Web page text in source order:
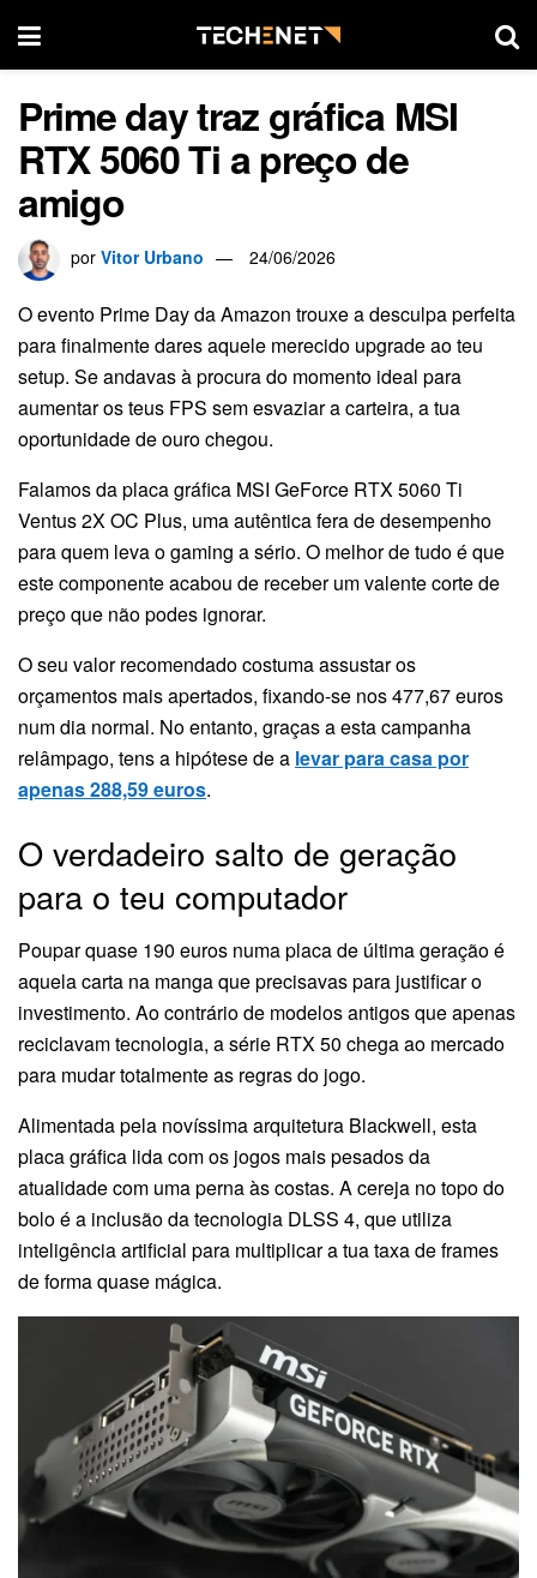
Prime day traz gráfica MSI
RTX 5060 Ti a preço de
amigo
por Vitor Urbano 24/06/2026
O evento Prime Day da Amazon trouxe a desculpa perfeita
para finalmente dares aquele merecido upgrade ao teu
setup. Se andavas à procura do momento ideal para
aumentar os teus FPS sem esvaziar a carteira, a tua
oportunidade de ouro chegou.
Falamos da placa gráfica MSI GeForce RTX 5060 Ti
Ventus 2X OC Plus, uma autêntica fera de desempenho
para quem leva o gaming a sério. O melhor de tudo é que
este componente acabou de receber um valente corte de
preço que não podes ignorar.
O seu valor recomendado costuma assustar os
orçamentos mais apertados, fixando-se nos 477,67 euros
num dia normal. No entanto, graças a esta campanha
relâmpago, tens a hipótese de a levar para casa por
apenas 288,59 euros.
O verdadeiro salto de geração
para o teu computador
Poupar quase 190 euros numa placa de última geração é
aquela carta na manga que precisavas para justificar o
investimento. Ao contrário de modelos antigos que apenas
reciclavam tecnologia, a série RTX 50 chega ao mercado
para mudar totalmente as regras do jogo.
Alimentada pela novíssima arquitetura Blackwell, esta
placa gráfica lida com os jogos mais pesados da
atualidade com uma perna às costas. A cereja no topo do
bolo é a inclusão da tecnologia DLSS 4, que utiliza
inteligência artificial para multiplicar a tua taxa de frames
de forma quase mágica.